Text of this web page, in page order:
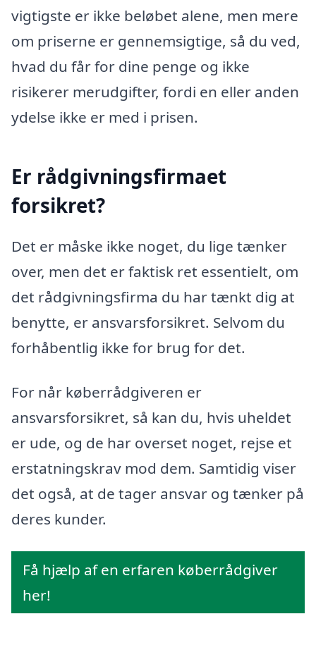
vigtigste er ikke beløbet alene, men mere
om priserne er gennemsigtige, så du ved,
hvad du får for dine penge og ikke
risikerer merudgifter, fordi en eller anden
ydelse ikke er med i prisen.
Er rådgivningsfirmaet
forsikret?
Det er måske ikke noget, du lige tænker
over, men det er faktisk ret essentielt, om
det rådgivningsfirma du har tænkt dig at
benytte, er ansvarsforsikret. Selvom du
forhåbentlig ikke for brug for det.
For når køberrådgiveren er
ansvarsforsikret, så kan du, hvis uheldet
er ude, og de har overset noget, rejse et
erstatningskrav mod dem. Samtidig viser
det også, at de tager ansvar og tænker på
deres kunder.
Få hjælp af en erfaren køberrådgiver
her!